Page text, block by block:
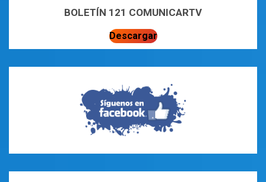
BOLETÍN 121 COMUNICARTV
Descargar